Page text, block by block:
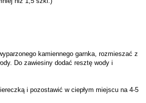
kamiennego garnka, rozmieszać z
Do zawiesiny dodać resztę wody i
i pozostawić w ciepłym miejscu na 4-5